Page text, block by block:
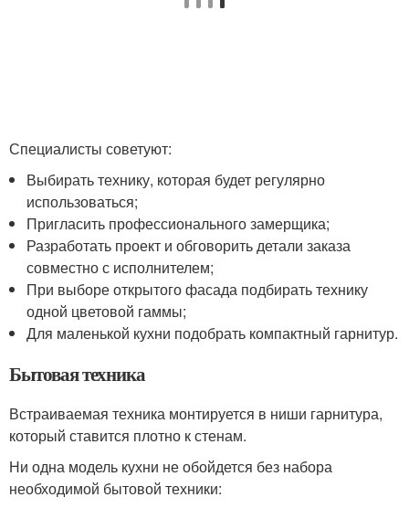
Специалисты советуют:
Выбирать технику, которая будет регулярно
использоваться;
Пригласить профессионального замерщика;
Разработать проект и обговорить детали заказа
совместно с исполнителем;
При выборе открытого фасада подбирать технику
одной цветовой гаммы;
Для маленькой кухни подобрать компактный гарнитур.
Бытовая техника
Встраиваемая техника монтируется в ниши гарнитура,
который ставится плотно к стенам.
Ни одна модель кухни не обойдется без набора
необходимой бытовой техники: